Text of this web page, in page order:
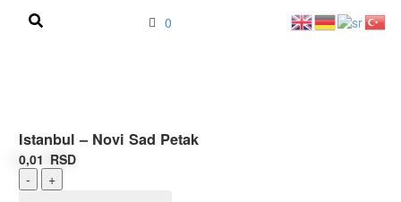
0
Istanbul – Novi Sad Petak
0,01 RSD
-
Istanbul
–
+